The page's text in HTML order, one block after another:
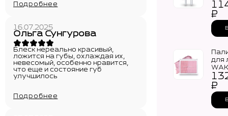
Подробнее
16.07.2025
Ольга Сунгурова
Блеск нереально красивый,
ложится на губы, охлаждая их,
невесомый, особенно нравится,
что еще и состояние губ
улучшилось
Подробнее
₽
для
₽